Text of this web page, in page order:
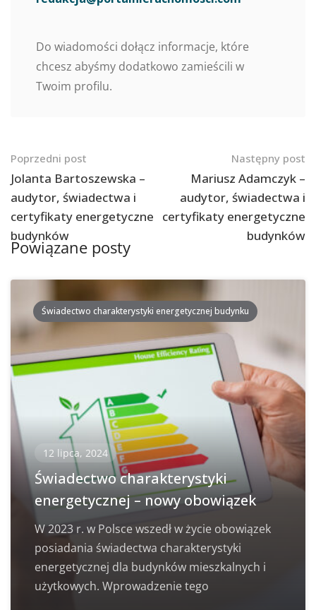
Do wiadomości dołącz informacje, które
chcesz abyśmy dodatkowo zamieścili w
Twoim profilu.
Nawigacja
po
postach
Poprzedni post
Jolanta Bartoszewska –
audytor, świadectwa i
certyfikaty energetyczne
budynków
Następny post
Mariusz Adamczyk –
audytor, świadectwa i
certyfikaty energetyczne
budynków
Powiązane posty
Świadectwo charakterystyki energetycznej budynku
12 lipca, 2024
Świadectwo charakterystyki
energetycznej – nowy obowiązek
W 2023 r. w Polsce wszedł w życie obowiązek
posiadania świadectwa charakterystyki
energetycznej dla budynków mieszkalnych i
użytkowych. Wprowadzenie tego